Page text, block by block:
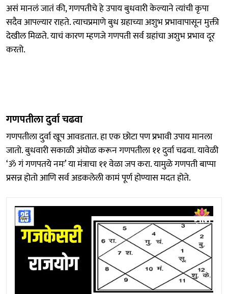
असं मानलं जातं की, गणपतीचे हे उपाय बुधवारी केल्याने त्यांची कृपा
सदैव आपल्यार राहते. त्याचप्रमाणे बुध ग्रहाच्या अशुभ प्रभावापासून मुक्ती
देखील मिळते. याचं कारण म्हणजे गणपती सर्व ग्रहांचा अशुभ प्रभाव दूर
करतो.
गणपतीला दुर्वा चढवा
गणपतीला दुर्वा खूप आवडतात. हा एक छोटा पण प्रभावी उपाय मानला
जातो. बुधवारी सकाळी अंघोळ करून गणपतीला ११ दुर्वा चढवा. यावेळी
‘ॐ गं गणपतये नमः’ या मंत्राचा ११ वेळा जप करा. यामुळे गणपती बाप्पा
प्रसन्न होतो आणि सर्व अडकलेली कामं पूर्ण होण्यास मदत होते.